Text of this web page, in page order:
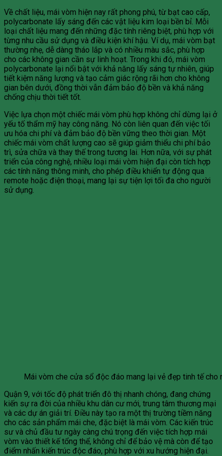
Về chất liệu, mái vòm hiện nay rất phong phú, từ bạt cao cấp,
polycarbonate lấy sáng đến các vật liệu kim loại bền bỉ. Mỗi
loại chất liệu mang đến những đặc tính riêng biệt, phù hợp với
từng nhu cầu sử dụng và điều kiện khí hậu. Ví dụ, mái vòm bạt
thường nhẹ, dễ dàng tháo lắp và có nhiều màu sắc, phù hợp
cho các không gian cần sự linh hoạt. Trong khi đó, mái vòm
polycarbonate lại nổi bật với khả năng lấy sáng tự nhiên, giúp
tiết kiệm năng lượng và tạo cảm giác rộng rãi hơn cho không
gian bên dưới, đồng thời vẫn đảm bảo độ bền và khả năng
chống chịu thời tiết tốt.
Việc lựa chọn một chiếc mái vòm phù hợp không chỉ dừng lại ở
yếu tố thẩm mỹ hay công năng. Nó còn liên quan đến việc tối
ưu hóa chi phí và đảm bảo độ bền vững theo thời gian. Một
chiếc mái vòm chất lượng cao sẽ giúp giảm thiểu chi phí bảo
trì, sửa chữa và thay thế trong tương lai. Hơn nữa, với sự phát
triển của công nghệ, nhiều loại mái vòm hiện đại còn tích hợp
các tính năng thông minh, cho phép điều khiển tự động qua
remote hoặc điện thoại, mang lại sự tiện lợi tối đa cho người
sử dụng.
Mái vòm che cửa sổ độc đáo mang lại vẻ đẹp tinh tế cho
Quận 9, với tốc độ phát triển đô thị nhanh chóng, đang chứng
kiến sự ra đời của nhiều khu dân cư mới, trung tâm thương mại
và các dự án giải trí. Điều này tạo ra một thị trường tiềm năng
cho các sản phẩm mái che, đặc biệt là mái vòm. Các kiến trúc
sư và chủ đầu tư ngày càng chú trọng đến việc tích hợp mái
vòm vào thiết kế tổng thể, không chỉ để bảo vệ mà còn để tạo
điểm nhấn kiến trúc độc đáo, phù hợp với xu hướng hiện đại.